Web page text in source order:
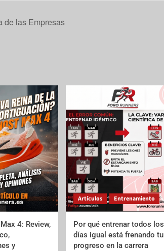
de las Empresas
4: Review,
y
Artículos Entrenamiento
Por qué entrenar todos los
días igual está frenando tu
progreso en la carrera